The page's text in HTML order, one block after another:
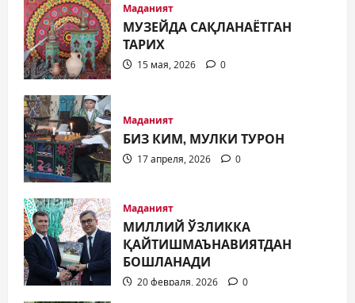
Маданият
МУЗЕЙДА САҚЛАНАЁТГАН
ТАРИХ
15 мая, 2026 0
Маданият
БИЗ КИМ, МУЛКИ ТУРОН
17 апреля, 2026 0
Маданият
МИЛЛИЙ ЎЗЛИККА
ҚАЙТИШМАЪНАВИЯТДАН
БОШЛАНАДИ
20 февраля, 2026 0